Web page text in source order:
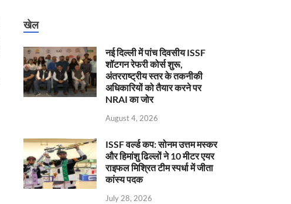
खेल
नई दिल्ली में पांच दिवसीय ISSF
शॉटगन रेफरी कोर्स शुरू,
अंतरराष्ट्रीय स्तर के तकनीकी
अधिकारियों को तैयार करने पर
NRAI का जोर
August 4, 2026
ISSF वर्ल्ड कप: सोनम उत्तम मस्कर
और हिमांशु ढिल्लों ने 10 मीटर एयर
राइफल मिश्रित टीम स्पर्धा में जीता
कांस्य पदक
July 28, 2026